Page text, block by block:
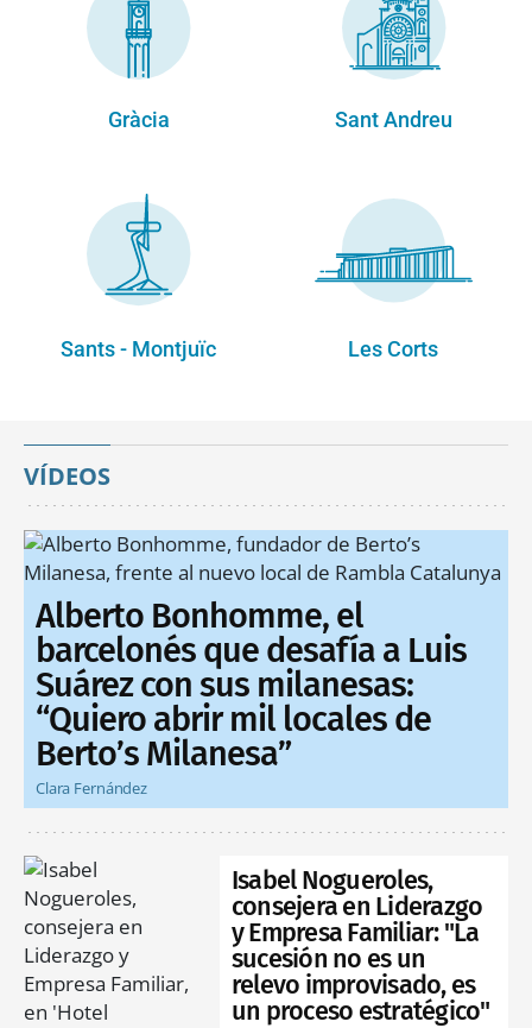
Gràcia Sant Andreu
Sants - Montjuïc Les Corts
VÍDEOS
Alberto Bonhomme, el
barcelonés que desafía a Luis
Suárez con sus milanesas:
“Quiero abrir mil locales de
Berto’s Milanesa”
Clara Fernández
Isabel Nogueroles,
consejera en Liderazgo
y Empresa Familiar: "La
sucesión no es un
relevo improvisado, es
un proceso estratégico"